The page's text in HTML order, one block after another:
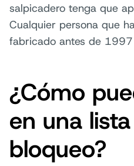
salpicadero tenga que
Cualquier persona que
fabricado antes de 1997
¿Cómo
en una
bloqueo?